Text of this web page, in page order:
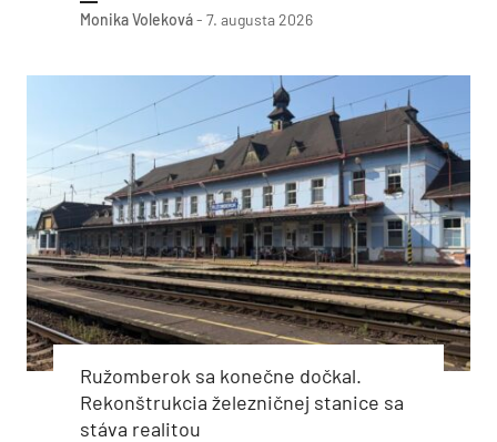
Monika Voleková- 7. augusta 2026
Ružomberok sa konečne dočkal.
Rekonštrukcia železničnej stanice sa
stáva realitou